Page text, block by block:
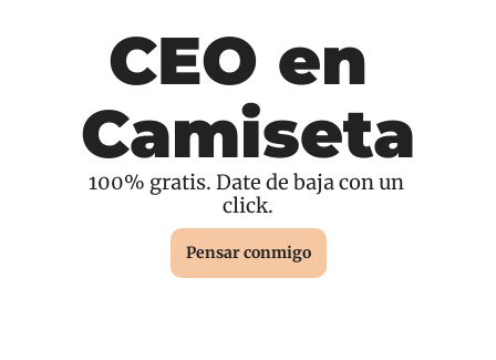
CEO en
Camiseta
100% gratis. Date de baja con un
click.
Pensar conmigo